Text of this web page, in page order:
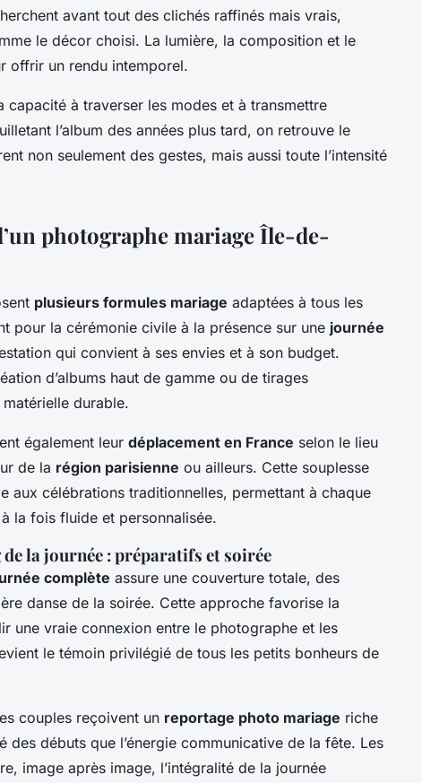
avant tout des clichés raffinés mais vrais,
le décor choisi. La lumière, la composition et le
offrir un rendu intemporel.
capacité à traverser les modes et à transmettre
l’album des années plus tard, on retrouve le
non seulement des gestes, mais aussi toute l’intensité
photographe mariage Île-de-
plusieurs formules mariage adaptées à tous les
pour la cérémonie civile à la présence sur une journée
qui convient à ses envies et à son budget.
d’albums haut de gamme ou de tirages
durable.
également leur déplacement en France selon le lieu
de la région parisienne ou ailleurs. Cette souplesse
aux célébrations traditionnelles, permettant à chaque
la fois fluide et personnalisée.
la journée : préparatifs et soirée
complète assure une couverture totale, des
danse de la soirée. Cette approche favorise la
une vraie connexion entre le photographe et les
le témoin privilégié de tous les petits bonheurs de
couples reçoivent un reportage photo mariage riche
des débuts que l’énergie communicative de la fête. Les
image après image, l’intégralité de la journée